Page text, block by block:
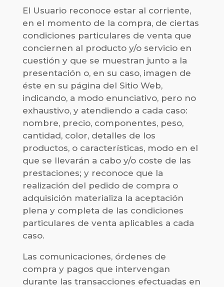
El Usuario reconoce estar al corriente,
en el momento de la compra, de ciertas
condiciones particulares de venta que
conciernen al producto y/o servicio en
cuestión y que se muestran junto a la
presentación o, en su caso, imagen de
éste en su página del Sitio Web,
indicando, a modo enunciativo, pero no
exhaustivo, y atendiendo a cada caso:
nombre, precio, componentes, peso,
cantidad, color, detalles de los
productos, o características, modo en el
que se llevarán a cabo y/o coste de las
prestaciones; y reconoce que la
realización del pedido de compra o
adquisición materializa la aceptación
plena y completa de las condiciones
particulares de venta aplicables a cada
caso.
Las comunicaciones, órdenes de
compra y pagos que intervengan
durante las transacciones efectuadas en